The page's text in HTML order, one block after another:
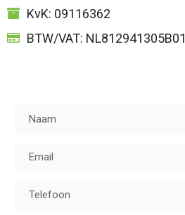
KvK: 09116362
BTW/VAT: NL812941305B01